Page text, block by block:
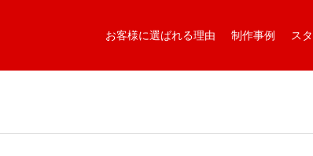
お客様に選ばれる理由 制作事例 ス